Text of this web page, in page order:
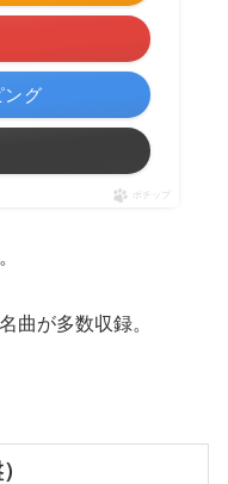
ング
ポチップ
曲が多数収録。